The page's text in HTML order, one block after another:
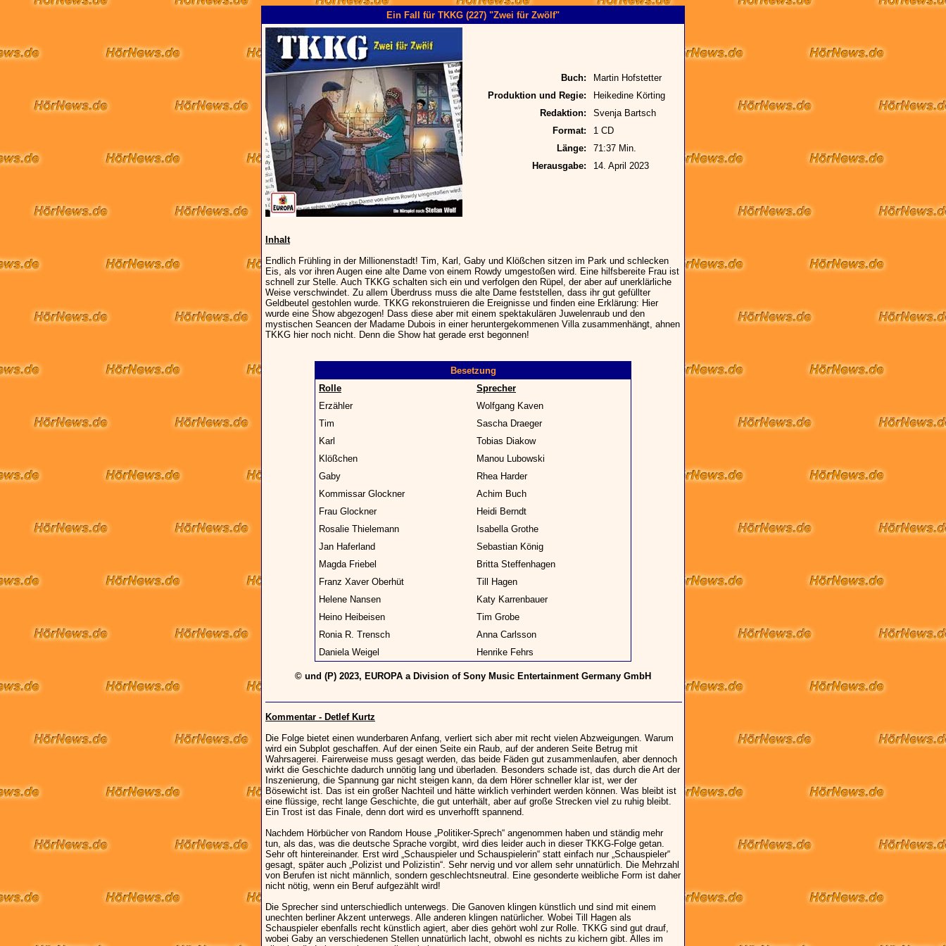
Ein Fall für TKKG (227) "Zwei für Zwölf"
Buch:
Martin Hofstetter
Produktion und Regie:
Heikedine Körting
Redaktion:
Svenja Bartsch
Format:
1 CD
Länge:
71:37 Min.
Herausgabe:
14. April 2023
Inhalt
Endlich Frühling in der Millionenstadt! Tim, Karl, Gaby und Klößchen sitzen im Park und schlecken
Eis, als vor ihren Augen eine alte Dame von einem Rowdy umgestoßen wird. Eine hilfsbereite Frau ist
schnell zur Stelle. Auch TKKG schalten sich ein und verfolgen den Rüpel, der aber auf unerklärliche
Weise verschwindet. Zu allem Überdruss muss die alte Dame feststellen, dass ihr gut gefüllter
Geldbeutel gestohlen wurde. TKKG rekonstruieren die Ereignisse und finden eine Erklärung: Hier
wurde eine Show abgezogen! Dass diese aber mit einem spektakulären Juwelenraub und den
mystischen Seancen der Madame Dubois in einer heruntergekommenen Villa zusammenhängt, ahnen
TKKG hier noch nicht. Denn die Show hat gerade erst begonnen!
Besetzung
Rolle
Sprecher
Erzähler
Wolfgang Kaven
Tim
Sascha Draeger
Karl
Tobias Diakow
Klößchen
Manou Lubowski
Gaby
Rhea Harder
Kommissar Glockner
Achim Buch
Frau Glockner
Heidi Berndt
Rosalie Thielemann
Isabella Grothe
Jan Haferland
Sebastian König
Magda Friebel
Britta Steffenhagen
Franz Xaver Oberhüt
Till Hagen
Helene Nansen
Katy Karrenbauer
Heino Heibeisen
Tim Grobe
Ronia R. Trensch
Anna Carlsson
Daniela Weigel
Henrike Fehrs
© und (P) 2023, EUROPA a Division of Sony Music Entertainment Germany GmbH
Kommentar - Detlef Kurtz
Die Folge bietet einen wunderbaren Anfang, verliert sich aber mit recht vielen Abzweigungen. Warum
wird ein Subplot geschaffen. Auf der einen Seite ein Raub, auf der anderen Seite Betrug mit
Wahrsagerei. Fairerweise muss gesagt werden, das beide Fäden gut zusammenlaufen, aber dennoch
wirkt die Geschichte dadurch unnötig lang und überladen. Besonders schade ist, das durch die Art der
Inszenierung, die Spannung gar nicht steigen kann, da dem Hörer schneller klar ist, wer der
Bösewicht ist. Das ist ein großer Nachteil und hätte wirklich verhindert werden können. Was bleibt ist
eine flüssige, recht lange Geschichte, die gut unterhält, aber auf große Strecken viel zu ruhig bleibt.
Ein Trost ist das Finale, denn dort wird es unverhofft spannend.
Nachdem Hörbücher von Random House „Politiker-Sprech“ angenommen haben und ständig mehr
tun, als das, was die deutsche Sprache vorgibt, wird dies leider auch in dieser TKKG-Folge getan.
Sehr oft hintereinander. Erst wird „Schauspieler und Schauspielerin“ statt einfach nur „Schauspieler“
gesagt, später auch „Polizist und Polizistin“. Sehr nervig und vor allem sehr unnatürlich. Die Mehrzahl
von Berufen ist nicht männlich, sondern geschlechtsneutral. Eine gesonderte weibliche Form ist daher
nicht nötig, wenn ein Beruf aufgezählt wird!
Die Sprecher sind unterschiedlich unterwegs. Die Ganoven klingen künstlich und sind mit einem
unechten berliner Akzent unterwegs. Alle anderen klingen natürlicher. Wobei Till Hagen als
Schauspieler ebenfalls recht künstlich agiert, aber dies gehört wohl zur Rolle. TKKG sind gut drauf,
wobei Gaby an verschiedenen Stellen unnatürlich lacht, obwohl es nichts zu kichern gibt. Alles im